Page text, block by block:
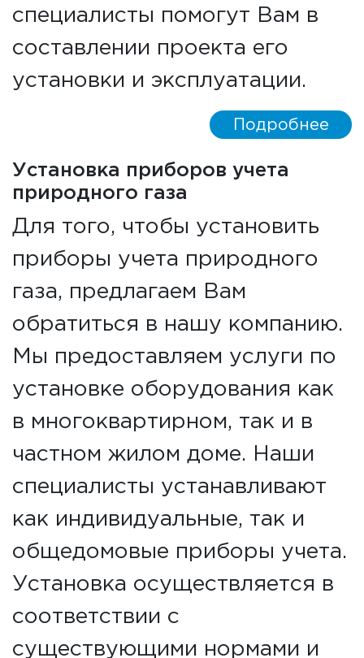
специалисты помогут Вам в
составлении проекта его
установки и эксплуатации.
Подробнее
Установка приборов учета
природного газа
Для того, чтобы установить
приборы учета природного
газа, предлагаем Вам
обратиться в нашу компанию.
Мы предоставляем услуги по
установке оборудования как
в многоквартирном, так и в
частном жилом доме. Наши
специалисты устанавливают
как индивидуальные, так и
общедомовые приборы учета.
Установка осуществляется в
соответствии с
существующими нормами и